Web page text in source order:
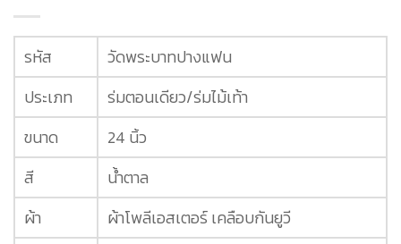
รหัส
วัดพระบาทปางแฟน
ประเภท
ร่มตอนเดียว/ร่มไม้เท้า
ขนาด
24 นิ้ว
สี
น้ำตาล
ผ้า
ผ้าโพลีเอสเตอร์ เคลือบกันยูวี